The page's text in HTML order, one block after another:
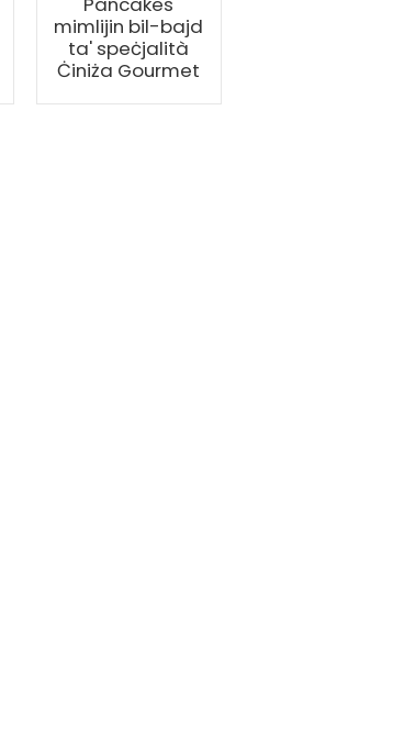
mimlijin bil-bajd
ta' speċjalità
Ċiniża Gourmet